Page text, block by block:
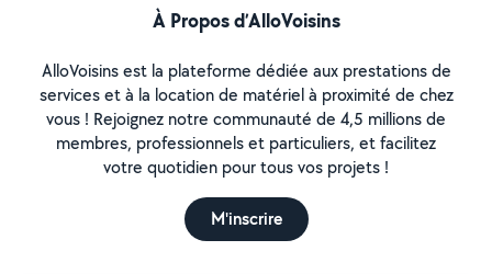
À Propos d’AlloVoisins
AlloVoisins est la plateforme dédiée aux prestations de
services et à la location de matériel à proximité de chez
vous ! Rejoignez notre communauté de 4,5 millions de
membres, professionnels et particuliers, et facilitez
votre quotidien pour tous vos projets !
M'inscrire